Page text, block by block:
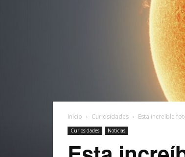
Inicio Curiosidades Esta increíble
Curiosidades Noticias